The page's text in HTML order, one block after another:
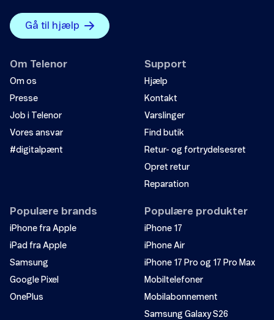
Gå til hjælp
Om Telenor
Om os
Presse
Job i Telenor
Vores ansvar
#digitalpænt
Support
Hjælp
Kontakt
Varslinger
Find butik
Retur- og fortrydelsesret
Opret retur
Reparation
Populære brands
iPhone fra Apple
iPad fra Apple
Samsung
Google Pixel
OnePlus
Populære produkter
iPhone 17
iPhone Air
iPhone 17 Pro og 17 Pro Max
Mobiltelefoner
Mobilabonnement
Samsung Galaxy S26